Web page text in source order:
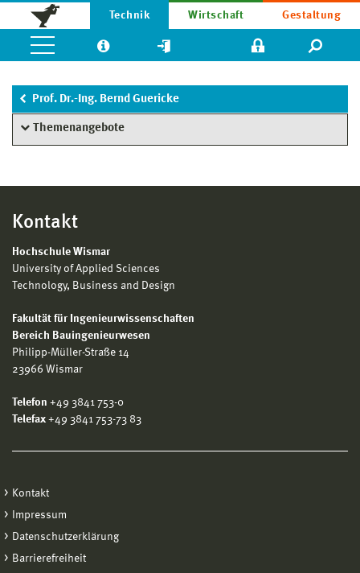
Technik Wirtschaft Gestaltung
Prof. Dr.-Ing. Bernd Guericke
Themenangebote
Kontakt
Hochschule Wismar
University of Applied Sciences
Technology, Business and Design
Fakultät für Ingenieurwissenschaften
Bereich Bauingenieurwesen
Philipp-Müller-Straße 14
23966 Wismar
Telefon +49 3841 753-0
Telefax +49 3841 753-73 83
Kontakt
Impressum
Datenschutzerklärung
Barrierefreiheit